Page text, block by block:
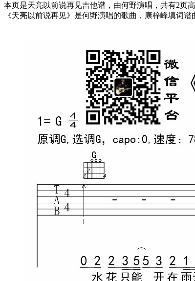
本页是天亮以前说再见吉他谱，由何野演唱，共有2页
《天亮以前说再见》是何野演唱的歌曲，康梓峰填词